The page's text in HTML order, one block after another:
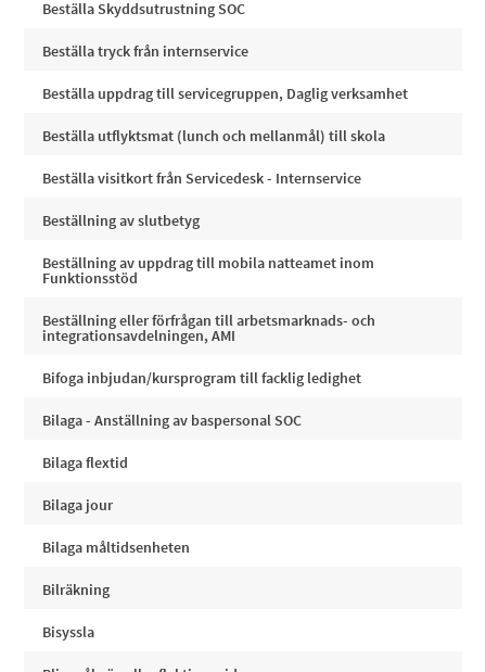
Beställa Skyddsutrustning SOC
Beställa tryck från internservice
Beställa uppdrag till servicegruppen, Daglig verksamhet
Beställa utflyktsmat (lunch och mellanmål) till skola
Beställa visitkort från Servicedesk - Internservice
Beställning av slutbetyg
Beställning av uppdrag till mobila natteamet inom
Funktionsstöd
Beställning eller förfrågan till arbetsmarknads- och
integrationsavdelningen, AMI
Bifoga inbjudan/kursprogram till facklig ledighet
Bilaga - Anställning av baspersonal SOC
Bilaga flextid
Bilaga jour
Bilaga måltidsenheten
Bilräkning
Bisyssla